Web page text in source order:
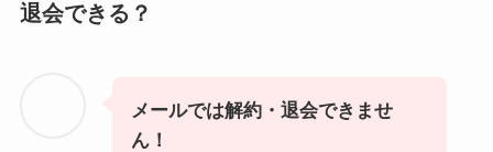
退会できる？
メールでは解約・退会できませ
ん！